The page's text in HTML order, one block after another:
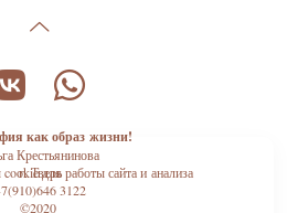
как образ жизни!
Крестьянинова
г. Тверь
3122
©2020
для работы сайта и анализа